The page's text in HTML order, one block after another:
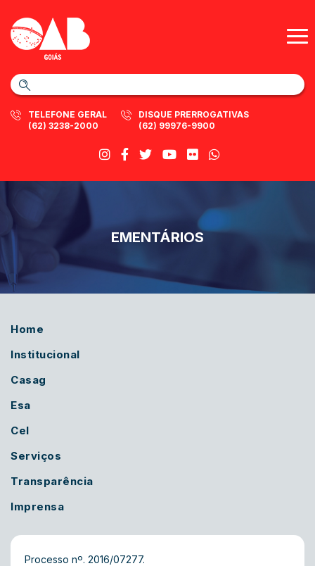
TELEFONE GERAL
(62) 3238-2000
DISQUE PRERROGATIVAS
(62) 99976-9900
EMENTÁRIOS
Home
Institucional
Casag
Esa
Cel
Serviços
Transparência
Imprensa
Processo nº. 2016/07277.